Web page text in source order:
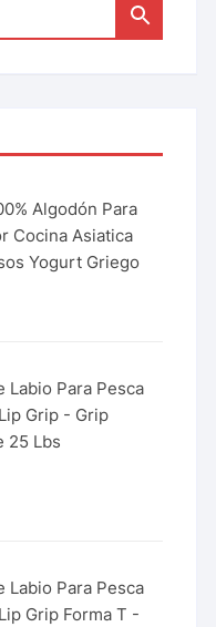
Algodón Para
Cocina Asiatica
Yogurt Griego
Labio Para Pesca
Grip - Grip
25 Lbs
Labio Para Pesca
Grip Forma T -